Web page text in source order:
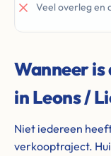
Veel overleg en
Wanneer
in Leons /
Niet iedereen
verkooptraject.